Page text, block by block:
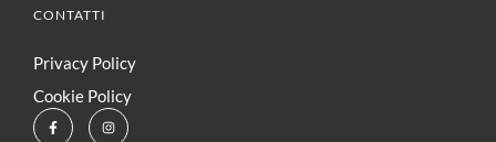
CONTATTI
Privacy Policy
Cookie Policy